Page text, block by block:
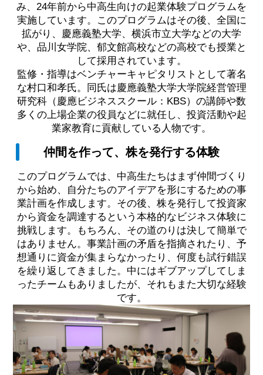
み、24年前から中高生向けの起業体験プログラムを
実施しています。このプログラムはその後、全国に
拡がり、慶應義塾大学、横浜市立大学などの大学
や、品川女学院、郁文館高校などの高校でも授業と
して採用されています。
監修・指導はベンチャーキャピタリストとして著名
な村口和孝氏。同氏は慶應義塾大学大学院経営管理
研究科（慶應ビジネススクール：KBS）の講師や数
多くの上場企業の役員などに就任し、投資活動や起
業家教育に貢献している人物です。
仲間を作って、株を発行する体験
このプログラムでは、中高生たちはまず仲間づくり
から始め、自分たちのアイデアを形にするための事
業計画を作成します。その後、株を発行して投資家
から資金を調達するという本格的なビジネス体験に
挑戦します。もちろん、その道のりは決して簡単で
はありません。事業計画の矛盾を指摘されたり、予
想通りに資金が集まらなかったり、何度も試行錯誤
を繰り返してきました。中にはギブアップしてしま
ったチームもありましたが、それもまた大切な経験
です。